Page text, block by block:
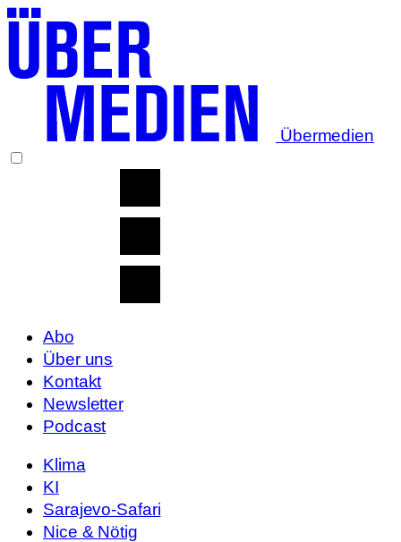
Übermedien
Abo
Über uns
Kontakt
Newsletter
Podcast
Klima
KI
Sarajevo-Safari
Nice & Nötig